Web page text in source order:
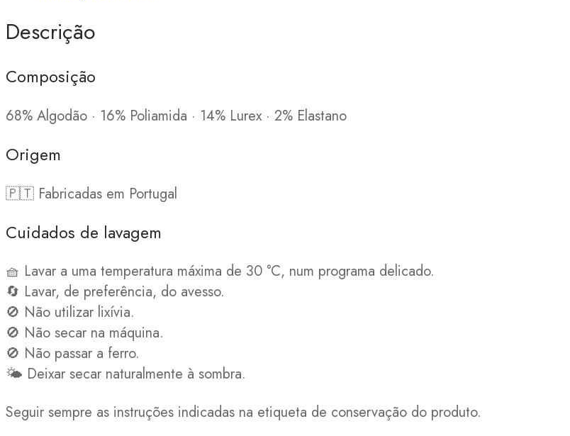
Descrição
Composição
68% Algodão · 16% Poliamida · 14% Lurex · 2% Elastano
Origem
🇵🇹 Fabricadas em Portugal
Cuidados de lavagem
🧺 Lavar a uma temperatura máxima de 30 °C, num programa delicado.
🔄 Lavar, de preferência, do avesso.
🚫 Não utilizar lixívia.
🚫 Não secar na máquina.
🚫 Não passar a ferro.
🌤️ Deixar secar naturalmente à sombra.
Seguir sempre as instruções indicadas na etiqueta de conservação do produto.